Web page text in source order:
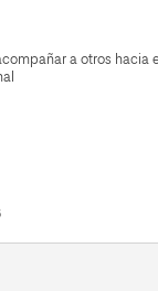
a otros hacia